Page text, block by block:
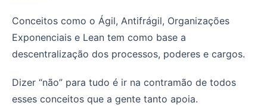
Conceitos como o Ágil, Antifrágil, Organizações
Exponenciais e Lean tem como base a
descentralização dos processos, poderes e cargos.
Dizer “não” para tudo é ir na contramão de todos
esses conceitos que a gente tanto apoia.